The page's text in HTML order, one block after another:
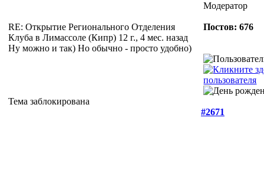
RE: Открытие Регионального Отделения
Клуба в Лимассоле (Кипр) 12 г., 4 мес. назад
Ну можно и так) Но обычно - просто удобно)
Модератор
Постов: 676
Тема заблокирована
#2671